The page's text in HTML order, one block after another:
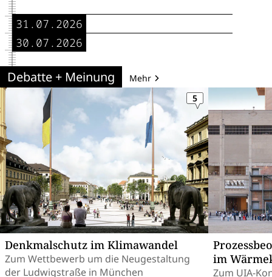
31.07.2026
30.07.2026
Debatte + Meinung Mehr
Denkmalschutz im Klimawandel
Zum Wettbewerb um die Neugestaltung
der Ludwigstraße in München
5
im
Zum UIA-